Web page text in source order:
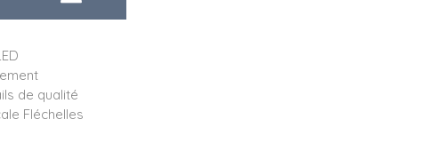
de qualité
Fléchelles